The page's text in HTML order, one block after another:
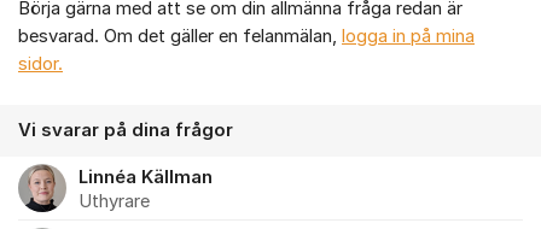
Börja gärna med att se om din allmänna fråga redan är
besvarad. Om det gäller en felanmälan, logga in på mina
sidor.
Vi svarar på dina frågor
Linnéa Källman
Uthyrare